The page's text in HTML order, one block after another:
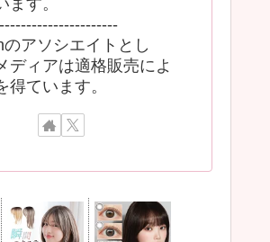
アソシエイトとし
ディアは適格販売によ
得ています。